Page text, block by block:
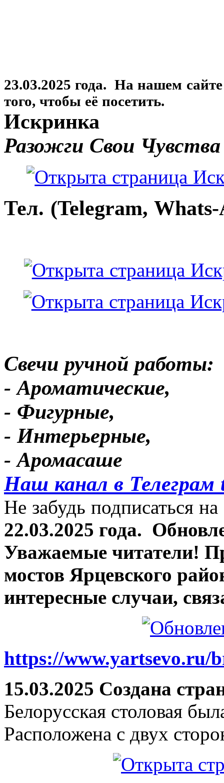
23.03.2025 года. На нашем
того, чтобы её посетить.
Искринка
Разожги Свои Чувства
Тел. (Telegram,
Свечи ручной работы:
- Ароматические,
- Фигурные,
- Интерьерные,
- Аромасаше
Наш канал в Телеграм
Не забудь подписаться
22.03.2025 года.
Уважаемые читатели!
мостов Ярцевского
интересные случаи,
https://www.yartsevo.ru/
15.03.2025 Создана
Белорусская столовая
Расположена с двух